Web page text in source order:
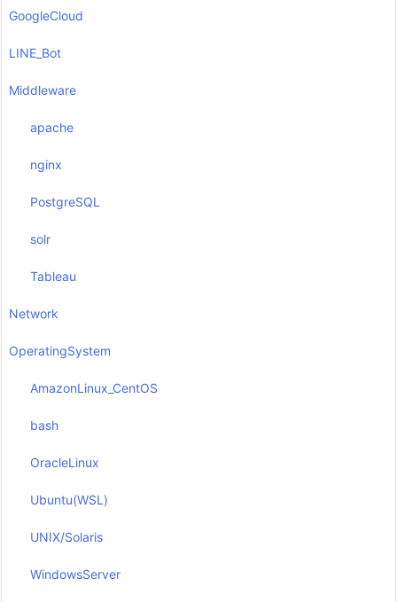
GoogleCloud
LINE_Bot
Middleware
apache
nginx
PostgreSQL
solr
Tableau
Network
OperatingSystem
AmazonLinux_CentOS
bash
OracleLinux
Ubuntu(WSL)
UNIX/Solaris
WindowsServer